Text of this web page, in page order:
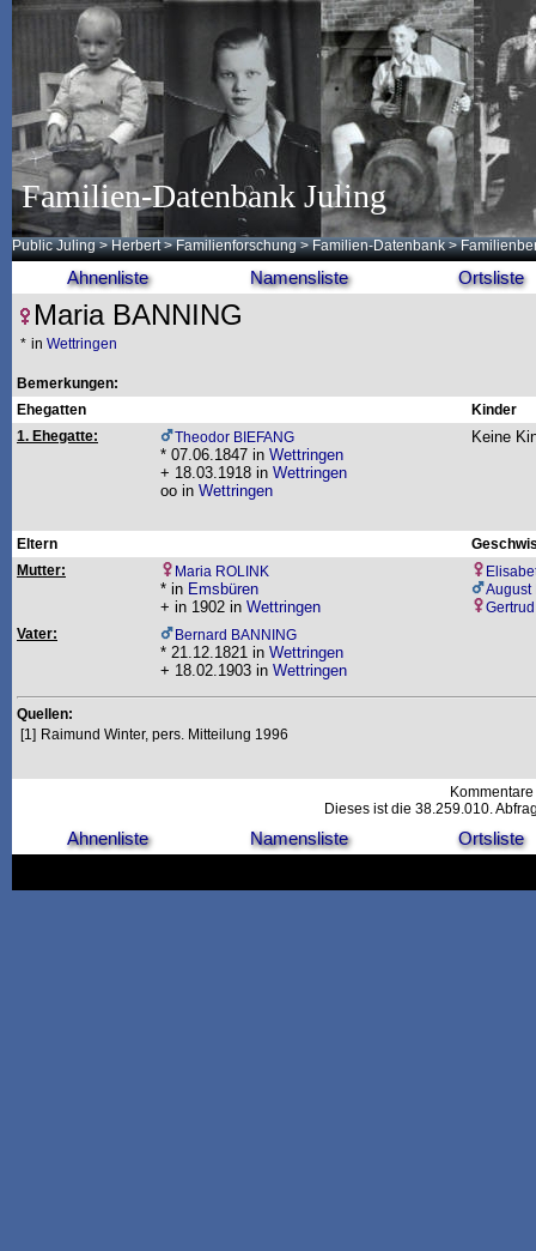
Familien-Datenbank Juling
Public Juling >Herbert >Familienforschung >Familien-Datenbank >
Ahnenliste Namensliste Ortsliste
Maria BANNING
* in Wettringen
Bemerkungen:
Ehegatten
Kinder
1. Ehegatte:
Theodor BIEFANG
* 07.06.1847 in Wettringen
+ 18.03.1918 in Wettringen
oo in Wettringen
Keine
Eltern
Mutter:
Maria ROLINK
* in Emsbüren
+ in 1902 in Wettringen
August
Vater:
Bernard BANNING
* 21.12.1821 in Wettringen
+ 18.02.1903 in Wettringen
Quellen:
[1] Raimund Winter, pers. Mitteilung 1996
Dieses ist die 38.259.010.
Ahnenliste Namensliste Ortsliste